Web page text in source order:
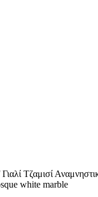
Γιαλί Τζαμισί